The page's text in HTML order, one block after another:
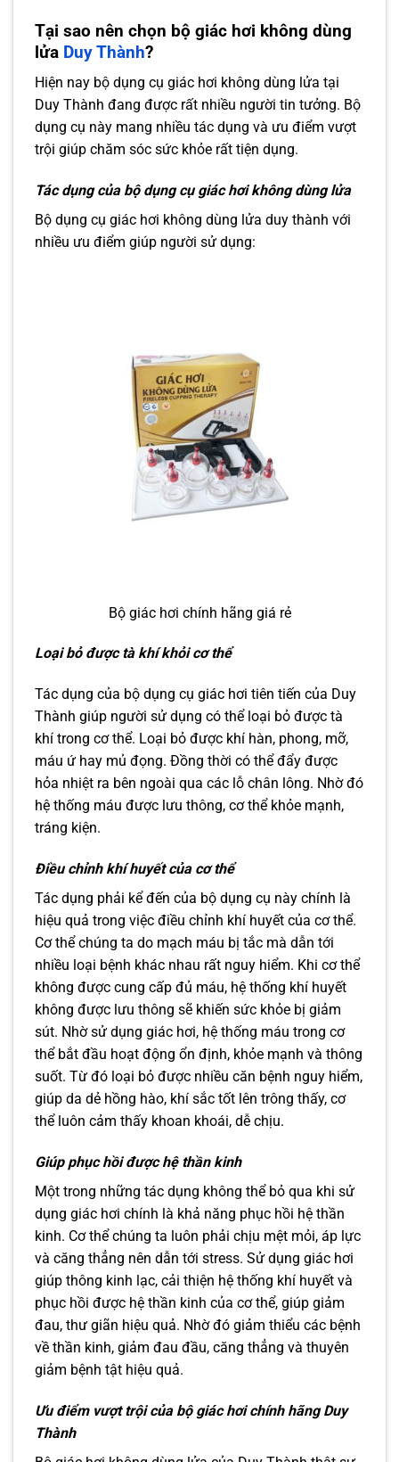
Tại sao nên chọn bộ giác hơi không dùng
lửa Duy Thành?
Hiện nay bộ dụng cụ giác hơi không dùng lửa tại
Duy Thành đang được rất nhiều người tin tưởng. Bộ
dụng cụ này mang nhiều tác dụng và ưu điểm vượt
trội giúp chăm sóc sức khỏe rất tiện dụng.
Tác dụng của bộ dụng cụ giác hơi không dùng lửa
Bộ dụng cụ giác hơi không dùng lửa duy thành với
nhiều ưu điểm giúp người sử dụng:
Bộ giác hơi chính hãng giá rẻ
Loại bỏ được tà khí khỏi cơ thể
Tác dụng của bộ dụng cụ giác hơi tiên tiến của Duy
Thành giúp người sử dụng có thể loại bỏ được tà
khí trong cơ thể. Loại bỏ được khí hàn, phong, mỡ,
máu ứ hay mủ đọng. Đồng thời có thể đẩy được
hỏa nhiệt ra bên ngoài qua các lỗ chân lông. Nhờ đó
hệ thống máu được lưu thông, cơ thể khỏe mạnh,
tráng kiện.
Điều chỉnh khí huyết của cơ thể
Tác dụng phải kể đến của bộ dụng cụ này chính là
hiệu quả trong việc điều chỉnh khí huyết của cơ thể.
Cơ thể chúng ta do mạch máu bị tắc mà dẫn tới
nhiều loại bệnh khác nhau rất nguy hiểm. Khi cơ thể
không được cung cấp đủ máu, hệ thống khí huyết
không được lưu thông sẽ khiến sức khỏe bị giảm
sút. Nhờ sử dụng giác hơi, hệ thống máu trong cơ
thể bắt đầu hoạt động ổn định, khỏe mạnh và thông
suốt. Từ đó loại bỏ được nhiều căn bệnh nguy hiểm,
giúp da dẻ hồng hào, khí sắc tốt lên trông thấy, cơ
thể luôn cảm thấy khoan khoái, dễ chịu.
Giúp phục hồi được hệ thần kinh
Một trong những tác dụng không thể bỏ qua khi sử
dụng giác hơi chính là khả năng phục hồi hệ thần
kinh. Cơ thể chúng ta luôn phải chịu mệt mỏi, áp lực
và căng thẳng nên dẫn tới stress. Sử dụng giác hơi
giúp thông kinh lạc, cải thiện hệ thống khí huyết và
phục hồi được hệ thần kinh của cơ thể, giúp giảm
đau, thư giãn hiệu quả. Nhờ đó giảm thiểu các bệnh
về thần kinh, giảm đau đầu, căng thẳng và thuyên
giảm bệnh tật hiệu quả.
Ưu điểm vượt trội của bộ giác hơi chính hãng Duy
Thành